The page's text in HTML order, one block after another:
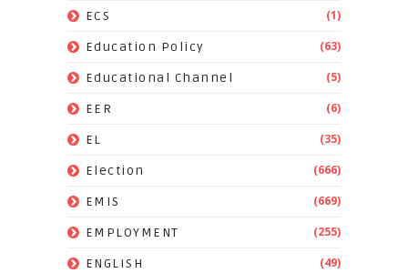
ECS (1)
Education Policy (63)
Educational Channel (5)
EER (6)
EL (35)
Election (666)
EMIS (669)
EMPLOYMENT (255)
ENGLISH (49)